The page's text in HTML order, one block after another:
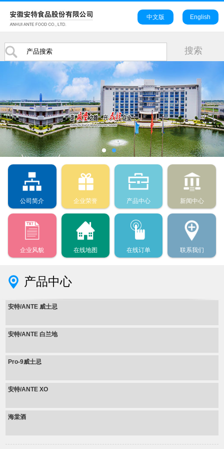
中文版 English
公司简介 企业荣誉 产品中心 新闻中心
企业风貌 在线地图 在线订单 联系我们
产品中心
安特/ANTE 威士忌
安特/ANTE 白兰地
Pro-9威士忌
安特/ANTE XO
海棠酒